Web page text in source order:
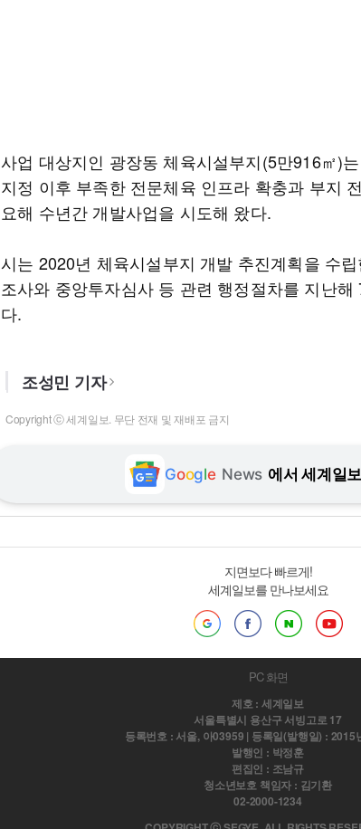
사업 대상지인 광장동 체육시설부지(5만916㎡)
지정 이후 부족한 전문체육 인프라 확충과 부지
요해 수년간 개발사업을 시도해 왔다.
시는 2020년 체육시설부지 개발 추진계획을 수
조사와 중앙투자심사 등 관련 행정절차를 지난해
다.
조성민 기자
Copyright ⓒ 세계일보. 무단 전재 및 재배포 금지
Google News 에서 세계일
지면보다 빠르게!
세계일보를 만나보세요
PC 화면
제호 : 세계일보
서울특별시 용산구 서빙고로 17
등록번호 : 서울, 아03959 | 등록일(발행일) : 2015
발행인 : 박정훈
편집인 : 조남규
청소년보호 책임자 : 김기환
02-2000-1234